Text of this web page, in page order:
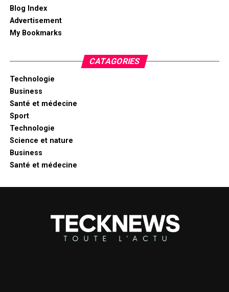
Blog Index
Advertisement
My Bookmarks
CATAGORIES
Technologie
Business
Santé et médecine
Sport
Technologie
Science et nature
Business
Santé et médecine